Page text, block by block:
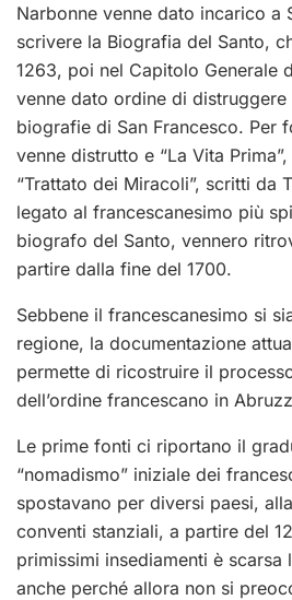
Narbonne venne dato incarico a
scrivere la Biografia del Santo,
1263, poi nel Capitolo Generale
venne dato ordine di
biografie di San Francesco. Per
venne distrutto e “La Vita
“Trattato dei Miracoli”, scritti da
legato al francescanesimo più
biografo del Santo, vennero
partire dalla fine del 1700.
Sebbene il francescanesimo si
regione, la documentazione
permette di ricostruire il
dell’ordine francescano in
Le prime fonti ci riportano il
“nomadismo” iniziale dei
spostavano per diversi paesi,
conventi stanziali, a partire del
primissimi insediamenti è scarsa
anche perché allora non si